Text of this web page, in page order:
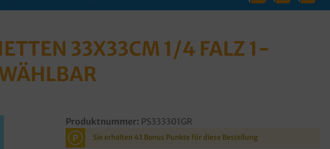
33X33CM 1/4 FALZ 1-
Produktnummer: PS333301GR
P Sie erhalten 43 Bonus Punkte für diese Bestellung